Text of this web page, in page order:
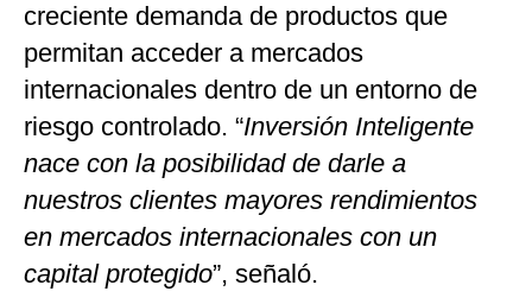
creciente demanda de productos que
permitan acceder a mercados
internacionales dentro de un entorno de
riesgo controlado. “Inversión Inteligente
nace con la posibilidad de darle a
nuestros clientes mayores rendimientos
en mercados internacionales con un
capital protegido”, señaló.